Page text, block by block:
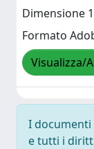
Dimensione
Formato
Visualizza/
I documenti
e tutti i